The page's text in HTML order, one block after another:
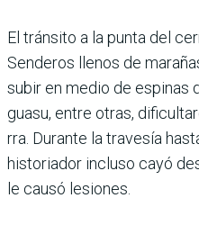
El tránsito a la punta del
Senderos llenos de
subir en medio de espinas
guasu, entre otras,
rra. Durante la travesía
historia­dor incluso cayó
le causó lesiones.